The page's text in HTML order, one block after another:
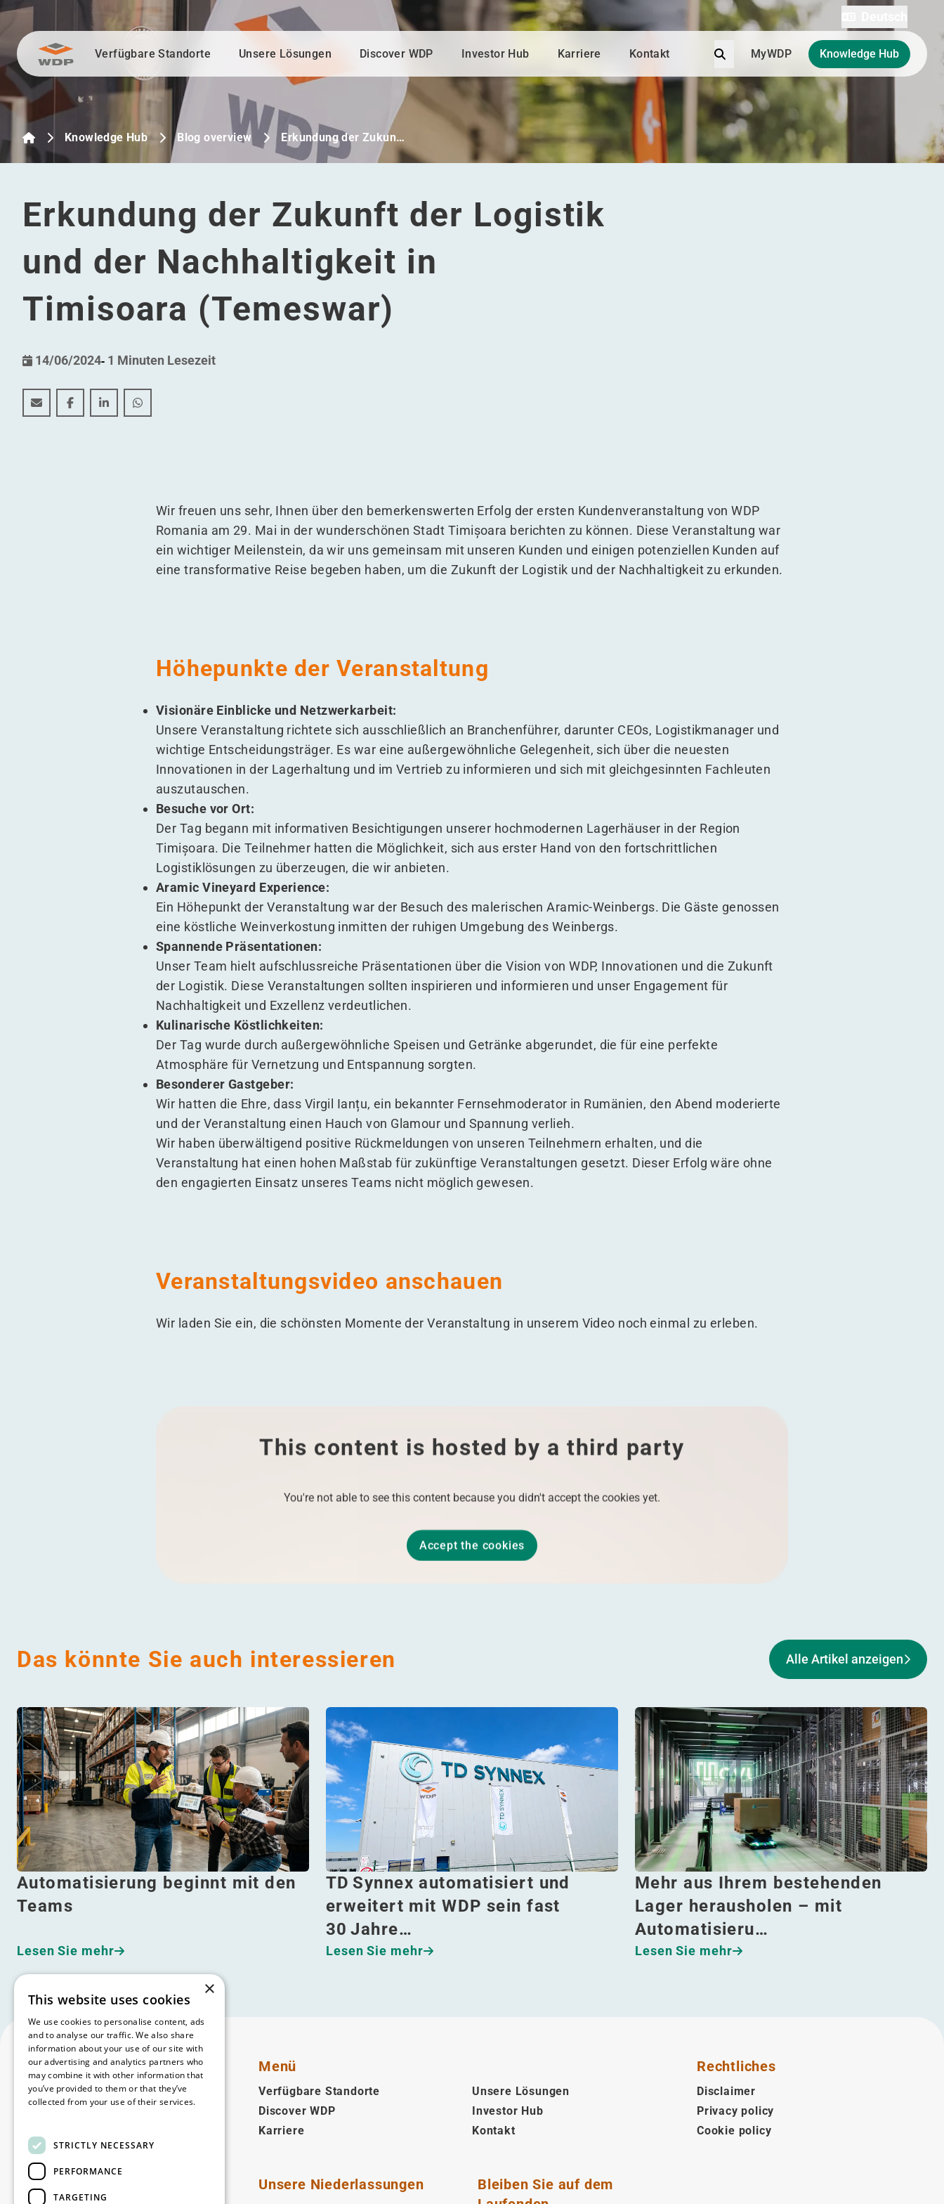
Zum Inhalt wechselnVerfügbare Standorte Unsere Lösungen Discover WDP Investor Hub Karriere Kontakt Suche
MyWDP Knowledge Hub
Knowledge Hub Blog overview Erkundung der Zukun…
Erkundung der Zukunft der Logistik
und der Nachhaltigkeit in
Timisoara (Temeswar)
14/06/2024- 1 Minuten Lesezeit
Erkundung der Zukunft der Logistik und der Nachhaltigkeit in Timisoara (Temeswar)
Erkundung der Zukunft der Logistik und der Nachhaltigkeit in Timisoara (Temeswar)
Erkundung der Zukunft der Logistik und der Nachhaltigkeit in Timisoara (Temeswar)
Erkundung der Zukunft der Logistik und der Nachhaltigkeit in Timisoara (Temeswar)
Wir freuen uns sehr, Ihnen über den bemerkenswerten Erfolg der ersten Kundenveranstaltung von WDP
Romania am 29. Mai in der wunderschönen Stadt Timișoara berichten zu können. Diese Veranstaltung war
ein wichtiger Meilenstein, da wir uns gemeinsam mit unseren Kunden und einigen potenziellen Kunden auf
eine transformative Reise begeben haben, um die Zukunft der Logistik und der Nachhaltigkeit zu erkunden.
Höhepunkte der Veranstaltung
Visionäre Einblicke und Netzwerkarbeit:
Unsere Veranstaltung richtete sich ausschließlich an Branchenführer, darunter CEOs, Logistikmanager und
wichtige Entscheidungsträger. Es war eine außergewöhnliche Gelegenheit, sich über die neuesten
Innovationen in der Lagerhaltung und im Vertrieb zu informieren und sich mit gleichgesinnten Fachleuten
auszutauschen.
Besuche vor Ort:
Der Tag begann mit informativen Besichtigungen unserer hochmodernen Lagerhäuser in der Region
Timișoara. Die Teilnehmer hatten die Möglichkeit, sich aus erster Hand von den fortschrittlichen
Logistiklösungen zu überzeugen, die wir anbieten.
Aramic Vineyard Experience:
Ein Höhepunkt der Veranstaltung war der Besuch des malerischen Aramic-Weinbergs. Die Gäste genossen
eine köstliche Weinverkostung inmitten der ruhigen Umgebung des Weinbergs.
Spannende Präsentationen:
Unser Team hielt aufschlussreiche Präsentationen über die Vision von WDP, Innovationen und die Zukunft
der Logistik. Diese Veranstaltungen sollten inspirieren und informieren und unser Engagement für
Nachhaltigkeit und Exzellenz verdeutlichen.
Kulinarische Köstlichkeiten:
Der Tag wurde durch außergewöhnliche Speisen und Getränke abgerundet, die für eine perfekte
Atmosphäre für Vernetzung und Entspannung sorgten.
Besonderer Gastgeber:
Wir hatten die Ehre, dass Virgil Ianțu, ein bekannter Fernsehmoderator in Rumänien, den Abend moderierte
und der Veranstaltung einen Hauch von Glamour und Spannung verlieh.
Wir haben überwältigend positive Rückmeldungen von unseren Teilnehmern erhalten, und die
Veranstaltung hat einen hohen Maßstab für zukünftige Veranstaltungen gesetzt. Dieser Erfolg wäre ohne
den engagierten Einsatz unseres Teams nicht möglich gewesen.
Veranstaltungsvideo anschauen
Wir laden Sie ein, die schönsten Momente der Veranstaltung in unserem Video noch einmal zu erleben.
This content is hosted by a third party
You're not able to see this content because you didn't accept the cookies yet.
Accept the cookies
Das könnte Sie auch interessieren Alle Artikel anzeigen
Automatisierung beginnt mit den
Teams
Lesen Sie mehr
TD Synnex automatisiert und
erweitert mit WDP sein fast
30 Jahre…
Lesen Sie mehr
Mehr aus Ihrem bestehenden
Lager herausholen – mit
Automatisieru…
Lesen Sie mehr
Folgen Sie uns
Facebook
LinkedIn
YouTubeInstagram
Menü
Verfügbare Standorte
Unsere Lösungen
Discover WDP
Investor Hub
Karriere
Kontakt
Rechtliches
Disclaimer
Privacy policy
Cookie policy
Unsere Niederlassungen
Bleiben Sie auf dem
×
This website uses cookies
We use cookies to personalise content, ads
and to analyse our traffic. We also share
information about your use of our site with
our advertising and analytics partners who
may combine it with other information that
you’ve provided to them or that they’ve
collected from your use of their services.
STRICTLY NECESSARY
PERFORMANCE
TARGETING